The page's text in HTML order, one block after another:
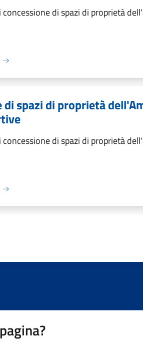
di spazi di proprietà
di spazi di proprietà
di spazi di proprietà